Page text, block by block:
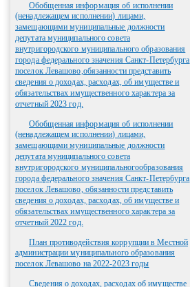
Обобщенная информация об исполнении
(ненадлежащем исполнении) лицами,
замещающими муниципальные должности
депутата муниципального совета
внутригородского муниципального образования
города федерального значения Санкт-Петербурга
поселок Левашово,обязанности представить
сведения о доходах, расходах, об имуществе и
обязательствах имущественного характера за
отчетный 2023 год.
Обобщенная информация об исполнении
(ненадлежащем исполнении) лицами,
замещающими муниципальные должности
депутата муниципального совета
внутригородского муниципальногообразования
города федерального значения Санкт-Петербурга
поселок Левашово, обязанности представить
сведения о доходах, расходах, об имуществе и
обязательствах имущественного характера за
отчетный 2022 год.
План противодействия коррупции в Местной
администрации муниципального образования
поселок Левашово на 2022-2023 годы
Сведения о доходах, расходах об имуществе